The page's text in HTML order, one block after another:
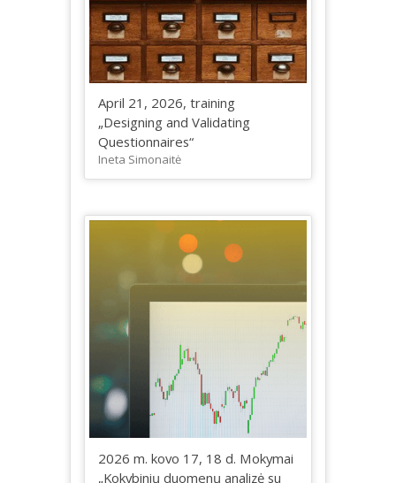
April 21, 2026, training
„Designing and Validating
Questionnaires“
Ineta Simonaitė
2026 m. kovo 17, 18 d. Mokymai
„Kokybinių duomenų analizė su